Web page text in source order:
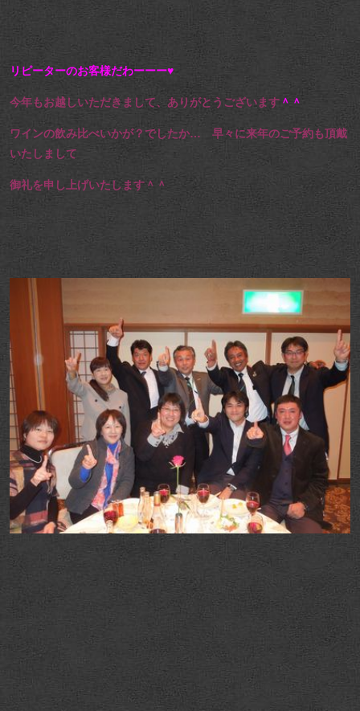
リピーターのお客様だわーーー♥
今年もお越しいただきまして、ありがとうございます ＾＾
ワインの飲み比べいかが？でしたか… 早々に来年のご予約も頂戴
いたしまして
御礼を申し上げいたします＾＾